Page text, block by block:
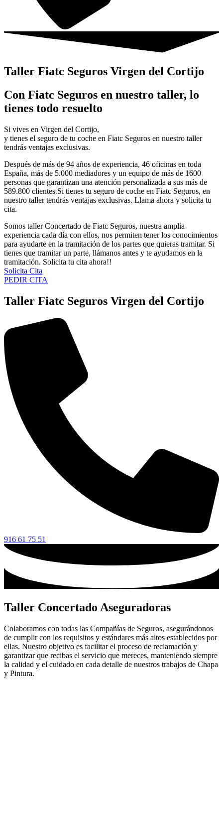
Taller Fiatc Seguros Virgen del Cortijo
Con Fiatc Seguros en nuestro taller, lo
tienes todo resuelto
Si vives en Virgen del Cortijo,
y tienes el seguro de tu coche en Fiatc Seguros en nuestro taller
tendrás ventajas exclusivas.
Después de más de 94 años de experiencia, 46 oficinas en toda
España, más de 5.000 mediadores y un equipo de más de 1600
personas que garantizan una atención personalizada a sus más de
589.800 clientes.Si tienes tu seguro de coche en Fiatc Seguros, en
nuestro taller tendrás ventajas exclusivas. Llama ahora y solicita tu
cita.
Somos taller Concertado de Fiatc Seguros, nuestra amplia
experiencia cada día con ellos, nos permiten tener los conocimientos
para ayudarte en la tramitación de los partes que quieras tramitar. Si
tienes que tramitar un parte, llámanos antes y te ayudamos en la
tramitación. Solicita tu cita ahora!!
Solicita Cita
PEDIR CITA
Taller Fiatc Seguros Virgen del Cortijo
916 61 75 51
Taller Concertado Aseguradoras
Colaboramos con todas las Compañías de Seguros, asegurándonos
de cumplir con los requisitos y estándares más altos establecidos por
ellas. Nuestro objetivo es facilitar el proceso de reclamación y
garantizar que recibas el servicio que mereces, manteniendo siempre
la calidad y el cuidado en cada detalle de nuestros trabajos de Chapa
y Pintura.